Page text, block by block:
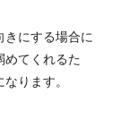
きにする場合に
めてくれるた
ります。